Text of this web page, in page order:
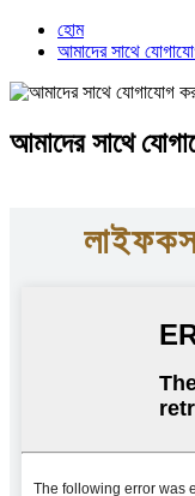
হোম
আমাদের সাথে
আমাদের সাথে